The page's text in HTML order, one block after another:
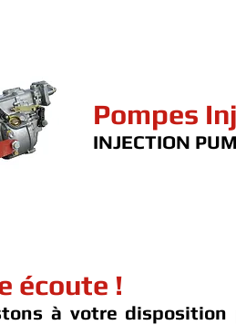
Pompes
INJECTION
écoute !
à votre